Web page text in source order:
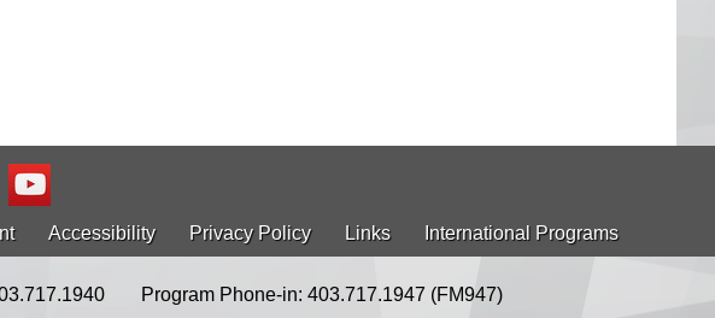
Accessibility Privacy Policy Links International Programs
Program Phone-in: 403.717.1947 (FM947)